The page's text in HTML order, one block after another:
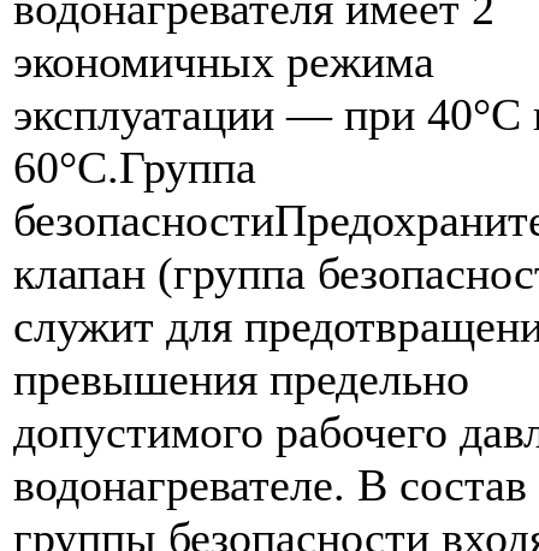
экономичных режима
эксплуатации — при 40°С
60°С.Группа
клапан (группа
служит для
превышения предельно
допустимого рабочего
водонагревателе. В состав
группы безопасности